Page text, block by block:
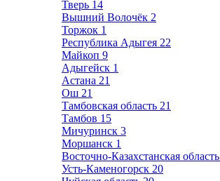
Тверь 14
Вышний Волочёк 2
Торжок 1
Республика Адыгея 22
Майкоп 9
Адыгейск 1
Астана 21
Ош 21
Тамбовская область 21
Тамбов 15
Мичуринск 3
Моршанск 1
Восточно-Казахстанская область
Усть-Каменогорск 20